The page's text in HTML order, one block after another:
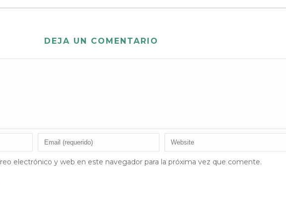
DEJA UN COMENTARIO
electrónico y web en este navegador para la próxima vez que comente.